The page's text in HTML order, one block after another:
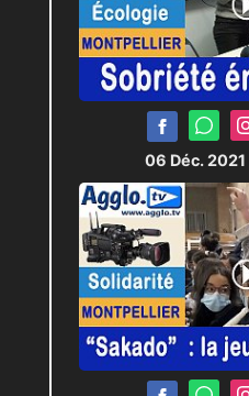
06 Déc. 2021